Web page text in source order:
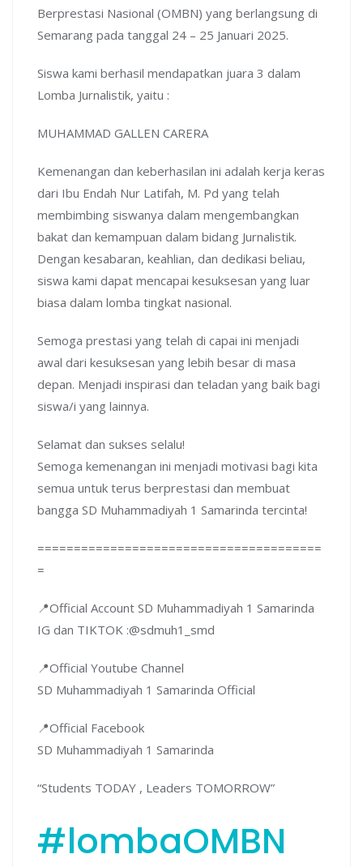
Berprestasi Nasional (OMBN) yang berlangsung di
Semarang pada tanggal 24 – 25 Januari 2025.
Siswa kami berhasil mendapatkan juara 3 dalam
Lomba Jurnalistik, yaitu :
MUHAMMAD GALLEN CARERA
Kemenangan dan keberhasilan ini adalah kerja keras
dari Ibu Endah Nur Latifah, M. Pd yang telah
membimbing siswanya dalam mengembangkan
bakat dan kemampuan dalam bidang Jurnalistik.
Dengan kesabaran, keahlian, dan dedikasi beliau,
siswa kami dapat mencapai kesuksesan yang luar
biasa dalam lomba tingkat nasional.
Semoga prestasi yang telah di capai ini menjadi
awal dari kesuksesan yang lebih besar di masa
depan. Menjadi inspirasi dan teladan yang baik bagi
siswa/i yang lainnya.
Selamat dan sukses selalu!
Semoga kemenangan ini menjadi motivasi bagi kita
semua untuk terus berprestasi dan membuat
bangga SD Muhammadiyah 1 Samarinda tercinta!
=======================================
=
📍Official Account SD Muhammadiyah 1 Samarinda
IG dan TIKTOK :@sdmuh1_smd
📍Official Youtube Channel
SD Muhammadiyah 1 Samarinda Official
📍Official Facebook
SD Muhammadiyah 1 Samarinda
“Students TODAY , Leaders TOMORROW”
#lombaOMBN